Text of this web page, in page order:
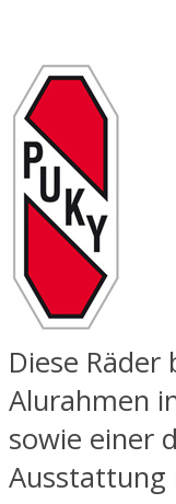
Diese
Alurahmen
sowie einer
Ausstattung